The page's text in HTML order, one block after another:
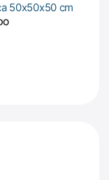
50x50x50 cm